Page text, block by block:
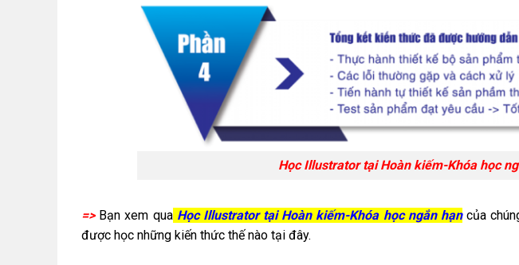
Học Illustrator tại Hoàn kiếm-Khóa học
=>Bạn xem quaHọc Illustrator tại Hoàn kiếm-Khóa học ngắn hạncủa
được học những kiến thức thế nào tại đây.